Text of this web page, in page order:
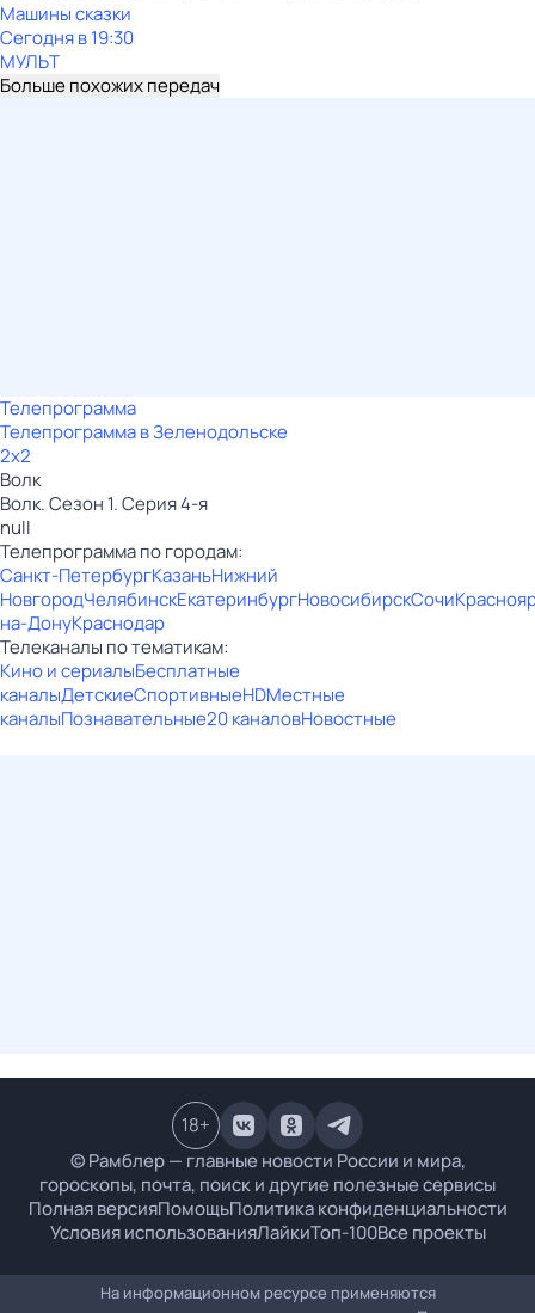
Машины сказки
Сегодня в 19:30
МУЛЬТ
Больше похожих передач
Телепрограмма
Телепрограмма в Зеленодольске
2x2
Волк
Волк. Сезон 1. Серия 4-я
null
Телепрограмма по городам:
Санкт-ПетербургКазаньНижний
НовгородЧелябинскЕкатеринбургНовосибирскСочи
на-ДонуКраснодар
Телеканалы по тематикам:
Кино и сериалыБесплатные
каналыДетскиеСпортивныеHDМестные
каналыПознавательные20 каналовНовостные
© Рамблер — главные новости России и мира,
гороскопы, почта, поиск и другие полезные сервисы
Полная версияПомощьПолитика конфиденциальности
Условия использованияЛайкиТоп-100Все проекты
18+
На информационном ресурсе применяются